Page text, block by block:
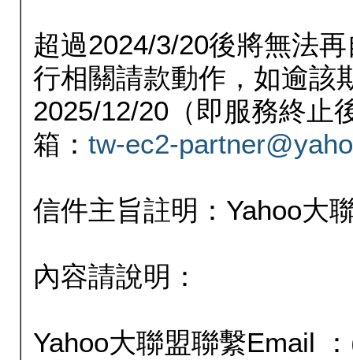
超過2024/3/20後將無法
行相關請款動作，如逾該
2025/12/20（即服務終止
箱： tw-ec2-
信件主旨註明：Yahoo大
內容請說明：
Yahoo大聯盟聯繫Email